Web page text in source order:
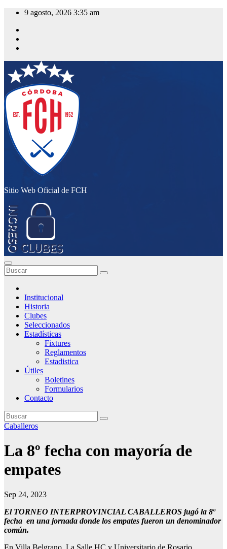
Saltar
contenido
9 agosto, 2026 3:35 am
Sitio Web Oficial de FCH
Institucional
Historia
Clubes
Seleccionados
Estadísticas
Fixtures
Reglamentos
Estadistica
Útiles
Boletines
Formularios
Contacto
Caballeros
La 8º fecha con mayoría de
empates
Sep 24, 2023
El TORNEO INTERPROVINCIAL CABALLEROS jugó la 8º
fecha en una jornada donde los empates fueron un denominador
común.
En Villa Belgrano, La Salle HC y Universitario de Rosario